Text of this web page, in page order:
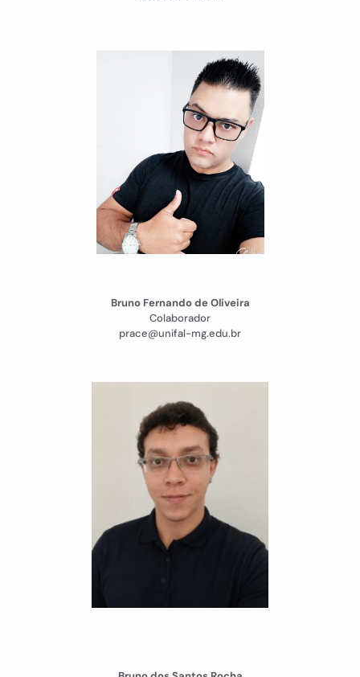
Bruno Fernando de Oliveira
Colaborador
prace@unifal-mg.edu.br